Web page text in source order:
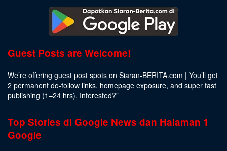
Guest Posts are Welcome!
We’re offering guest post spots on Siaran-BERITA.com | You’ll get
2 permanent do-follow links, homepage exposure, and super fast
publishing (1–24 hrs). Interested?”
Top Stories di Google News dan Halaman 1
Google